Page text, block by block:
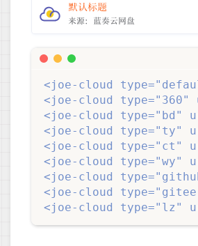
默认标题
来源：蓝奏云网盘
<joe-cloud
<joe-cloud type="360"
<joe-cloud type="bd"
<joe-cloud type="ty"
<joe-cloud type="ct"
<joe-cloud type="wy"
<joe-cloud
<joe-cloud
<joe-cloud type="lz"